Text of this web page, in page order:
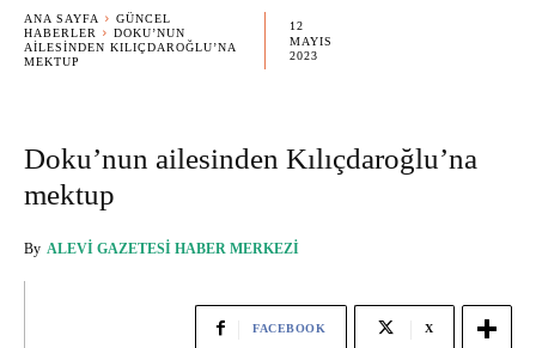
ANA SAYFA
GÜNCEL
HABERLER
DOKU’NUN
AILESINDEN KILIÇDAROĞLU’NA
MEKTUP
12
MAYIS
2023
Doku’nun ailesinden Kılıçdaroğlu’na
mektup
By ALEVI GAZETESI HABER MERKEZI
FACEBOOK X